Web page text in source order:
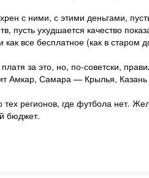
с ними, с этими деньгами,
пусть ухудшается качество
все бесплатное (как в
за это, но, по-советски,
Амкар, Самара — Крылья,
тех регионов, где футбола нет.
бюджет.